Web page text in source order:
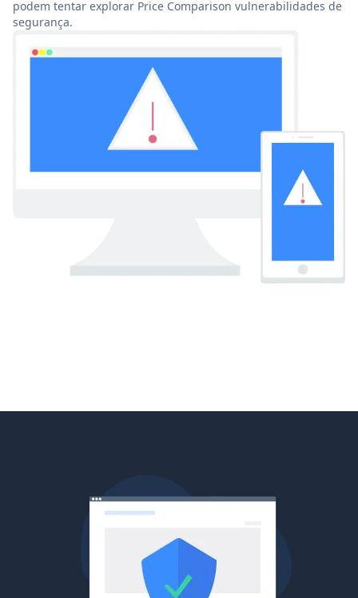
podem tentar explorar Price Comparison vulnerabilidades de
segurança.